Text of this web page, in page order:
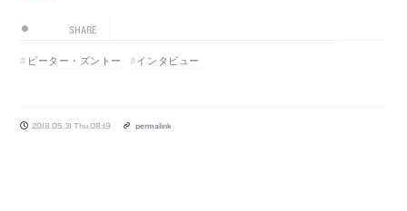
SHARE
ピーター・ズントー インタビュー
2018.05.31 Thu 08:19 permalink